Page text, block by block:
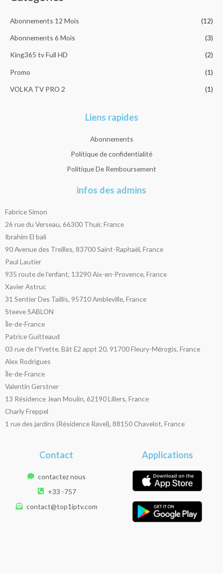
:Abonnements 12 Mois (12)
Abonnements 6 Mois (3)
King365 tv Full HD (2)
Promo (1)
VOLKA TV PRO 2 (1)
Liens rapides
Abonnements
Politique de confidentialité
Politique De Remboursement
infos des admins
Fabrice Simon
26 rue du Verseau, 66300 Thuir, France
Ibrahim El bali
90 Avenue des Treilles, 83700 Saint-Raphaël, France
Paul Lautier
935 route de l’enfant, 13290 Aix-en-Provence, France
Xavier Astruc
31 Sentier Des Taillis, 95710 Ambleville, France
Steeve SABLON
Île-de-France
Patrice Guitteaud
03 rue de l’Yvette, Bât E2 appt 20, 91700 Fleury-Mérogis, France
Alex Rodrigues
Île-de-France
Valentin Gerstner
13 Résidence Jean Moulin, 62190 Lillers, France
Charly Freppel
1 rue des jardins (Résidence Ravel), 88150 Chavelot, France
Contact
contactez nous
+33 -757
contact@top1iptv.com
Applications